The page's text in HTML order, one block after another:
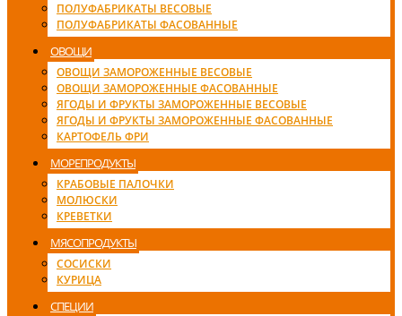
ПОЛУФАБРИКАТЫ ВЕСОВЫЕ
ПОЛУФАБРИКАТЫ ФАСОВАННЫЕ
ОВОЩИ
ОВОЩИ ЗАМОРОЖЕННЫЕ ВЕСОВЫЕ
ОВОЩИ ЗАМОРОЖЕННЫЕ ФАСОВАННЫЕ
ЯГОДЫ И ФРУКТЫ ЗАМОРОЖЕННЫЕ ВЕСОВЫЕ
ЯГОДЫ И ФРУКТЫ ЗАМОРОЖЕННЫЕ ФАСОВАННЫЕ
КАРТОФЕЛЬ ФРИ
МОРЕПРОДУКТЫ
КРАБОВЫЕ ПАЛОЧКИ
МОЛЮСКИ
КРЕВЕТКИ
МЯСОПРОДУКТЫ
СОСИСКИ
КУРИЦА
СПЕЦИИ